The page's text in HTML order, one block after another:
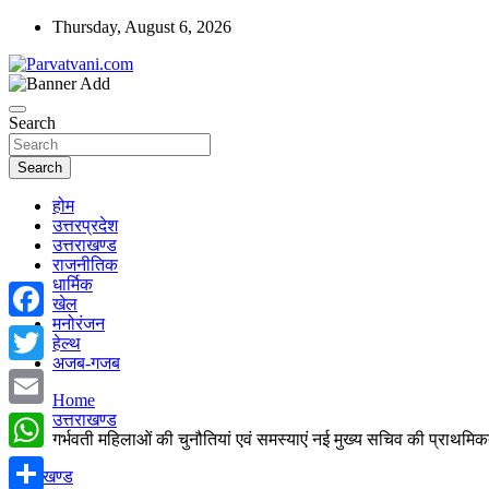
Skip
content
Thursday, August 6, 2026
Parvatvani.com
Search
Search
होम
उत्तरप्रदेश
उत्तराखण्ड
राजनीतिक
धार्मिक
खेल
मनोरंजन
हेल्थ
अजब-गजब
Home
उत्तराखण्ड
गर्भवती महिलाओं की चुनौतियां एवं समस्याएं नई मुख्य सचिव की
उत्तराखण्ड
Facebook
Twitter
Email
WhatsApp